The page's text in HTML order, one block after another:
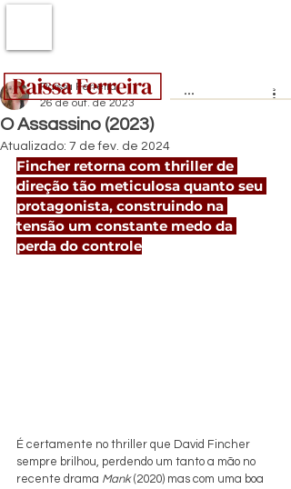
O Assassino (2023)
Raissa Ferreira
26 de out. de 2023
Atualizado: 7 de fev. de 2024
Fincher retorna com thriller de
direção tão meticulosa quanto seu
protagonista, construindo na
tensão um constante medo da
perda do controle
É certamente no thriller que David Fincher
sempre brilhou, perdendo um tanto a mão no
recente drama Mank (2020) mas com uma boa